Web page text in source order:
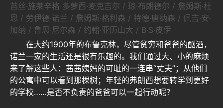
苔丝·施莱辛格 多萝西·麦克吉尔 / 琼·布朗德尔 / 詹姆斯·杜
恩 / 劳伊德·诺兰 / 詹姆斯·格利森 / 特德·唐纳森 / 佩吉·安·
加纳 / 鲁思·尼尔森 / 约翰·亚历山大 / B·S·皮伊
在大约1900年的布鲁克林，尽管贫穷和爸爸的酗酒，
诺兰一家的生活还是很有乐趣的。我们通过大、小的麻烦
来了解这些人：茜茜姨妈的可耻的一连串“丈夫”；从他们
的公寓中可以看到那棵树；年轻的弗朗西想要转学到更好
的学校……是否不负责的爸爸可以一起行动呢？